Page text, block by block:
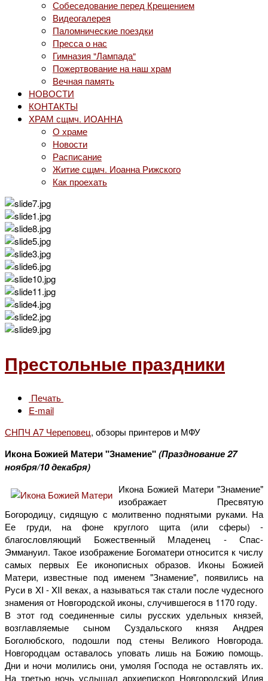
Собеседование перед Крещением
Видеогалерея
Паломнические поездки
Пресса о нас
Гимназия "Лампада"
Пожертвование на наш храм
Вечная память
НОВОСТИ
КОНТАКТЫ
ХРАМ сщмч. ИОАННА
О храме
Новости
Расписание
Житие сщмч. Иоанна Рижского
Как проехать
Престольные праздники
Печать
E-mail
СНПЧ А7 Череповец, обзоры принтеров и МФУ
Икона Божией Матери "Знамение"(Празднование 27
ноября/10 декабря)
Икона Божией Матери "Знамение"
изображает Пресвятую
Богородицу, сидящую с молитвенно поднятыми руками. На
Ее груди, на фоне круглого щита (или сферы) -
благословляющий Божественный Младенец - Спас-
Эммануил. Такое изображение Богоматери относится к числу
самых первых Ее иконописных образов. Иконы Божией
Матери, известные под именем "Знамение", появились на
Руси в XI - XII веках, а называться так стали после чудесного
знамения от Новгородской иконы, случившегося в 1170 году.
В этот год соединенные силы русских удельных князей,
возглавляемые сыном Суздальского князя Андрея
Боголюбского, подошли под стены Великого Новгорода.
Новгородцам оставалось уповать лишь на Божию помощь.
Дни и ночи молились они, умоляя Господа не оставлять их.
На третью ночь услышал архиепископ Новгородский Илия